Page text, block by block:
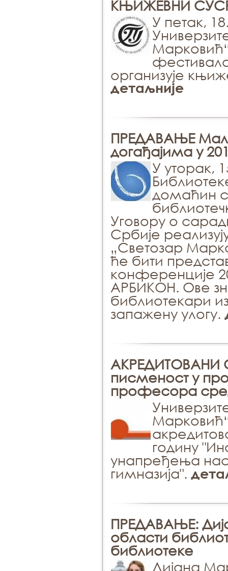
КЊИЖЕВНИ
У петак,
организује
детаљније
ПРЕДАВАЊЕ
догађајима у
У уторак,
домаћин
Уговору о
Србије
„Светозар
ће бити
конференције
АРБИКОН. Ове
библиотекари
запажену улогу.
писменост у
професора
Марковић“
годину
унапређења
гимназија".
ПРЕДАВАЊЕ:
области
библиотеке
Дијана